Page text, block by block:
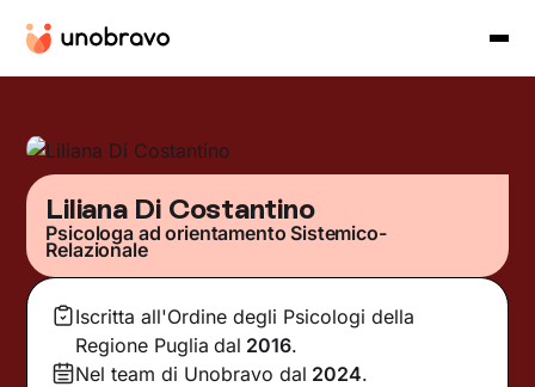
Liliana Di Costantino
Psicologa ad orientamento Sistemico-
Relazionale
Iscritta all'Ordine degli Psicologi della
Regione Puglia dal 2016.
Nel team di Unobravo dal 2024.